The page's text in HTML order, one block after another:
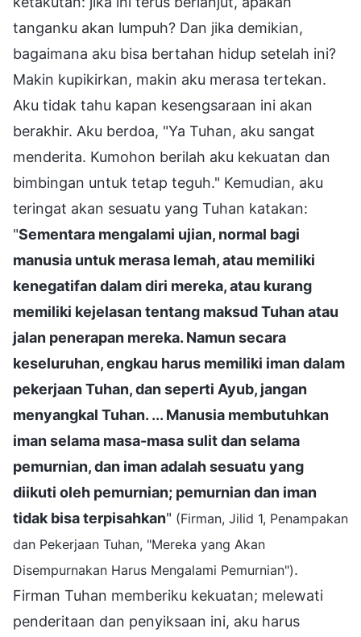
tanganku akan lumpuh? Dan jika demikian,
bagaimana aku bisa bertahan hidup setelah ini?
Makin kupikirkan, makin aku merasa tertekan.
Aku tidak tahu kapan kesengsaraan ini akan
berakhir. Aku berdoa, "Ya Tuhan, aku sangat
menderita. Kumohon berilah aku kekuatan dan
bimbingan untuk tetap teguh." Kemudian, aku
teringat akan sesuatu yang Tuhan katakan:
"Sementara mengalami ujian, normal bagi
manusia untuk merasa lemah, atau memiliki
kenegatifan dalam diri mereka, atau kurang
memiliki kejelasan tentang maksud Tuhan atau
jalan penerapan mereka. Namun secara
keseluruhan, engkau harus memiliki iman dalam
pekerjaan Tuhan, dan seperti Ayub, jangan
menyangkal Tuhan. ... Manusia membutuhkan
iman selama masa-masa sulit dan selama
pemurnian, dan iman adalah sesuatu yang
diikuti oleh pemurnian; pemurnian dan iman
tidak bisa terpisahkan" (Firman, Jilid 1, Penampakan
dan Pekerjaan Tuhan, "Mereka yang Akan
Disempurnakan Harus Mengalami Pemurnian").
Firman Tuhan memberiku kekuatan; melewati
penderitaan dan penyiksaan ini, aku harus